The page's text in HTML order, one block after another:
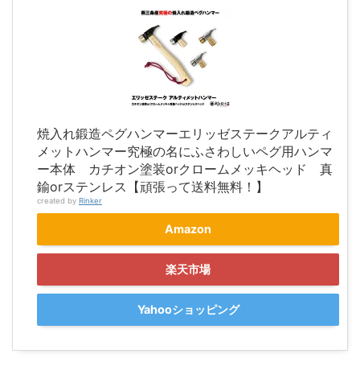
焼入れ鍛造ペグハンマーエリッゼステークアルティ
メットハンマー究極の名にふさわしいペグ用ハンマ
ー本体 カチオン塗装orクロームメッキヘッド 真
鍮orステンレス【頑張って送料無料！】
created by Rinker
Amazon
楽天市場
Yahooショッピング